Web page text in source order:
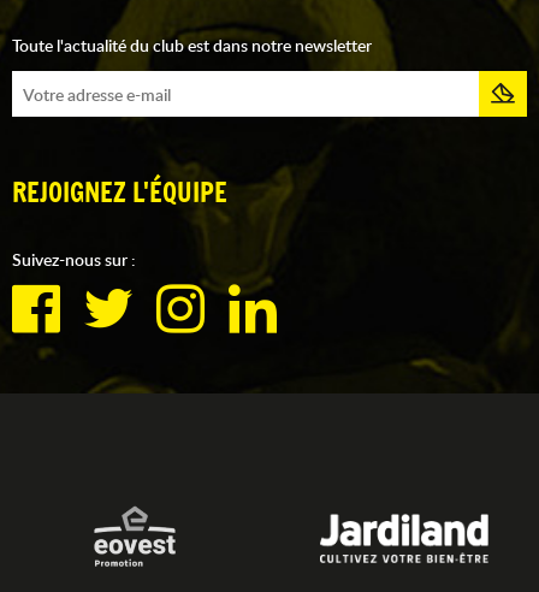
Toute l'actualité du club est dans notre newsletter
REJOIGNEZ L'ÉQUIPE
Suivez-nous sur :